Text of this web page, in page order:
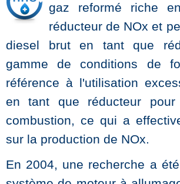
gaz reformé riche
réducteur de NOx et
diesel brut en tant que
gamme de conditions de
référence à l'utilisation
en tant que réducteur
combustion, ce qui a
sur la production de NOx.
En 2004, une recherche a